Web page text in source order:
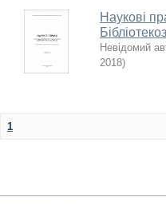
Наукові
Невідомий
2018)
1